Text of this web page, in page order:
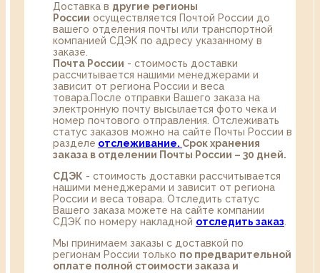
Доставка в другие регионы
России осуществляется Почтой России до
вашего отделения почты или транспортной
компанией СДЭК по адресу указанному в
заказе.
Почта России - стоимость доставки
рассчитывается нашими менеджерами и
зависит от региона России и веса
товара.После отправки Вашего заказа на
электронную почту высылается фото чека и
номер почтового отправления. Отслеживать
статус заказов можно на сайте Почты России в
разделе oтслеживание. Срок хранения
заказа в отделении Почты России – 30 дней.
СДЭК - стоимость доставки рассчитывается
нашими менеджерами и зависит от региона
России и веса товара. Отследить статус
Вашего заказа можете на сайте компании
СДЭК по номеру накладной отследить заказ
Мы принимаем заказы с доставкой по
регионам России только по предварительной
оплате полной стоимости заказа и